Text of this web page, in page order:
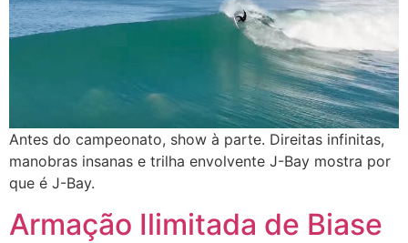
Antes do campeonato, show à parte. Direitas infinitas,
manobras insanas e trilha envolvente J-Bay mostra por
que é J-Bay.
Armação Ilimitada de Biase